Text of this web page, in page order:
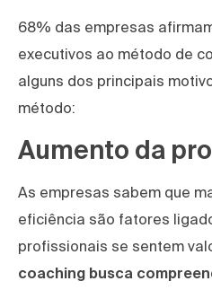
68% das empresas
executivos ao método de
alguns dos principais
método:
Aumento da
As empresas sabem que
eficiência são fatores
profissionais se sentem
coaching busca